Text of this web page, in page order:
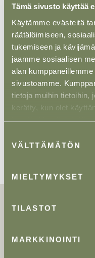
Tämä sivusto käyttää
Käytämme evästeitä
räätälöimiseen,
tukemiseen ja
jaamme sosiaalisen
alan
sivustoamme.
tietoja muihin tietoihin,
kerätty, kun olet
valinta
VÄLTTÄMÄTÖN
MIELTYMYKSET
TILASTOT
MARKKINOINTI
asiassa tuli erityisesti
linnustoarvot tulee
toimesta
vesistöalueita, joille
linnustoreviirejä ja -
myös yleisemminkin
entisten
kannalta.
Associate
Hanna
Lisätietoa antaa